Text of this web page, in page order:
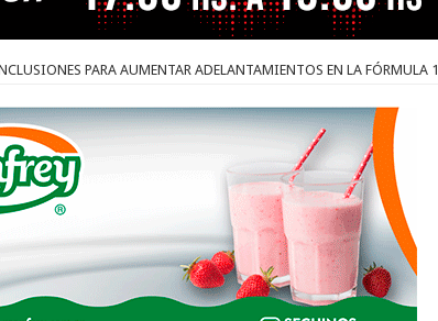
PARA AUMENTAR ADELANTAMIENTOS EN LA FÓRMULA 1